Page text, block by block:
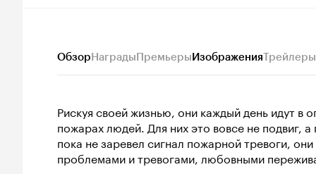
ОбзорНаградыПремьерыИзображенияТрейлеры
Рискуя своей жизнью, они каждый день идут в
пожарах людей. Для них это вовсе не
пока не заревел сигнал пожарной тревоги,
проблемами и тревогами, любовными